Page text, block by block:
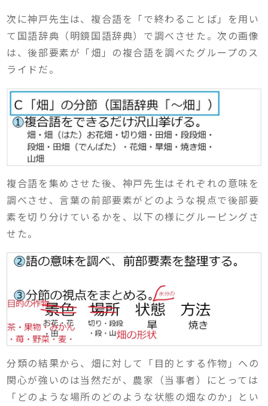
次に神戸先生は、複合語を「で終わることば」を用い
て国語辞典（明鏡国語辞典）で調べさせた。次の画像
は、後部要素が「畑」の複合語を調べたグループのス
ライドだ。
複合語を集めさせた後、神戸先生はそれぞれの意味を
調べさせ、言葉の前部要素がどのような視点で後部要
素を切り分けているかを、以下の様にグルーピングさ
せた。
分類の結果から、畑に対して「目的とする作物」への
関心が強いのは当然だが、農家（当事者）にとっては
「どのような場所のどのような状態の畑なのか」とい